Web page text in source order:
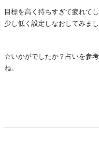
目標を高く持ちすぎて疲れて
少し低く設定しなおしてみまし
☆いかがでしたか？占いを参
ね。